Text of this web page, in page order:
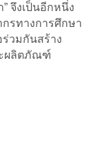
จึงเป็นอีกหนึ่ง
รทางการศึกษา
วมกันสร้าง
ผลิตภัณฑ์